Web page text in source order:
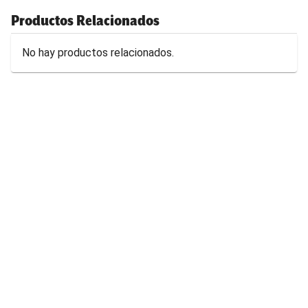
Productos Relacionados
No hay productos relacionados.